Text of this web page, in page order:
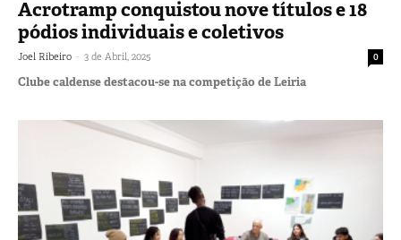
Acrotramp conquistou nove títulos e 18
pódios individuais e coletivos
Joel Ribeiro - 3 de Abril, 2025 0
Clube caldense destacou-se na competição de Leiria